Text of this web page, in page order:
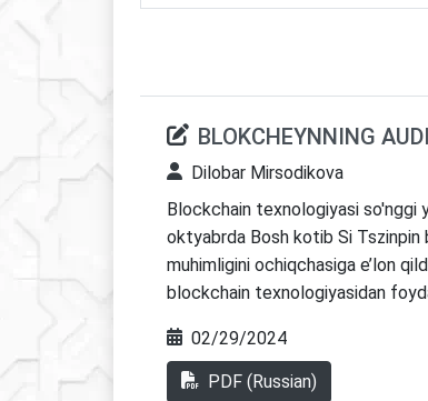
BLOKCHEYNNING
Dilobar Mirsodikova
Blockchain texnologiyasi so'nggi
oktyabrda Bosh kotib Si
muhimligini ochiqchasiga e’lon
blockchain texnologiyasidan
mahsulotlarni yangilash va
birlashtirishga intilmoqda. Xuddi
02/29/2024
PDF (Russian)